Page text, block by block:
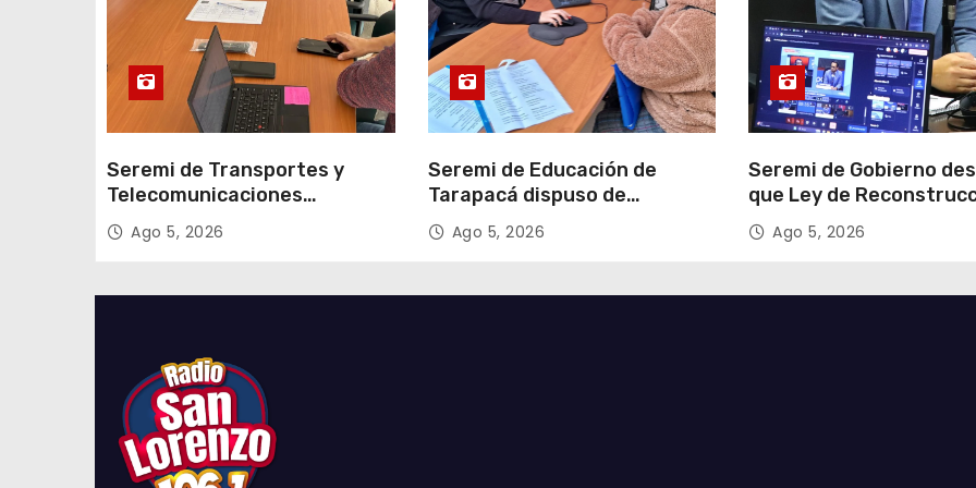
d
a
s
Seremi de Transportes y
Telecomunicaciones
encabezó primera mesa de
coordinación para el retiro de
Ago 5, 2026
Seremi de Educación de
Tarapacá dispuso de
facilitadores para apoyar
proceso de Admisión Escolar
Ago 5, 2026
Seremi de Gobierno
que Ley de
Nacional impulsará la
inversión y el empleo
Ago 5, 2026